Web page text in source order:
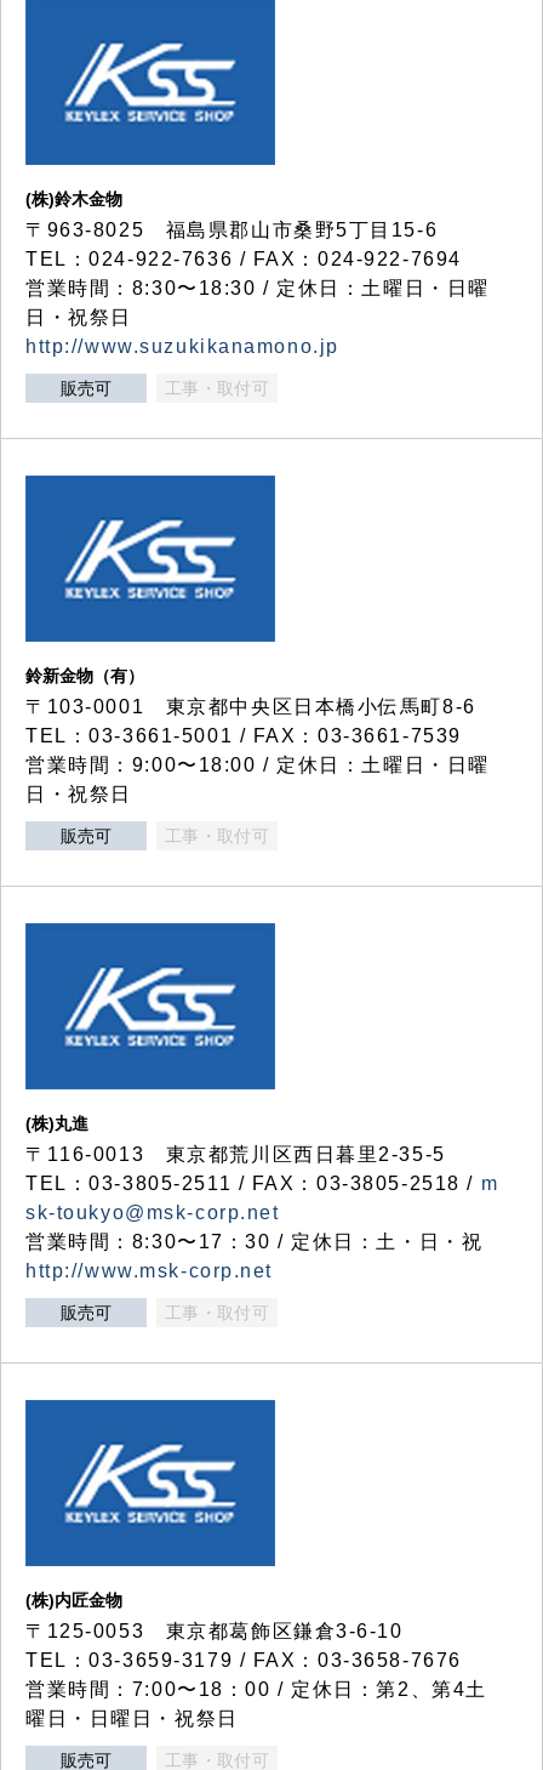
(株)鈴木金物
〒963-8025 福島県郡山市桑野5丁目15-6
TEL：024-922-7636 / FAX：024-922-7694
営業時間：8:30〜18:30 / 定休日：土曜日・日曜
日・祝祭日
http://www.suzukikanamono.jp
販売可 工事・取付可
鈴新金物（有）
〒103-0001 東京都中央区日本橋小伝馬町8-6
TEL：03-3661-5001 / FAX：03-3661-7539
営業時間：9:00〜18:00 / 定休日：土曜日・日曜
日・祝祭日
販売可 工事・取付可
(株)丸進
〒116-0013 東京都荒川区西日暮里2-35-5
TEL：03-3805-2511 / FAX：03-3805-2518 / m
sk-toukyo@msk-corp.net
営業時間：8:30〜17：30 / 定休日：土・日・祝
http://www.msk-corp.net
販売可 工事・取付可
(株)内匠金物
〒125-0053 東京都葛飾区鎌倉3-6-10
TEL：03-3659-3179 / FAX：03-3658-7676
営業時間：7:00〜18：00 / 定休日：第2、第4土
曜日・日曜日・祝祭日
販売可 工事・取付可